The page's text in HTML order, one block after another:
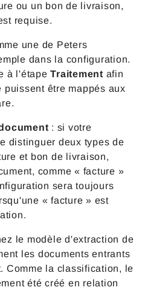
ou un bon de livraison,
requise.
une de Peters
dans la configuration.
à l'étapeTraitement afin
être mappés aux
: si votre
distinguer deux types de
et bon de livraison,
comme « facture »
sera toujours
« facture » est
le modèle d'extraction de
les documents entrants
Comme la classification, le
été créé en relation